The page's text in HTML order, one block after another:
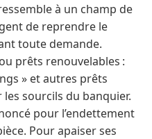
à un champ de
de reprendre le
toute demande.
prêts renouvelables :
» et autres prêts
sourcils du banquier.
pour l’endettement
Pour apaiser ses